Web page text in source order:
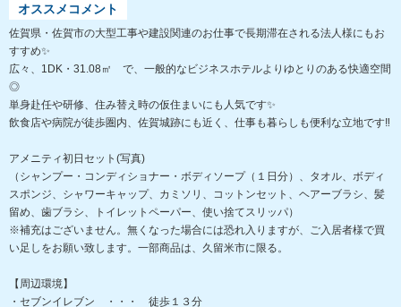
オススメコメント
佐賀県・佐賀市の大型工事や建設関連のお仕事で長期滞在される法人様にもお
すすめ✨
広々、1DK・31.08㎡ で、一般的なビジネスホテルよりゆとりのある快適空間
◎
単身赴任や研修、住み替え時の仮住まいにも人気です✨
飲食店や病院が徒歩圏内、佐賀城跡にも近く、仕事も暮らしも便利な立地です‼️
アメニティ初日セット(写真)
（シャンプー・コンディショナー・ボディソープ（１日分）、タオル、ボディ
スポンジ、シャワーキャップ、カミソリ、コットンセット、ヘアーブラシ、髪
留め、歯ブラシ、トイレットペーパー、使い捨てスリッパ）
※補充はございません。無くなった場合には恐れ入りますが、ご入居者様で買
い足しをお願い致します。一部商品は、久留米市に限る。
【周辺環境】
・セブンイレブン ・・・ 徒歩１３分